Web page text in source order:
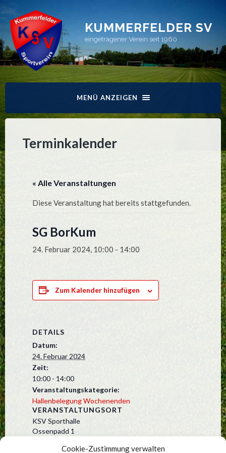
Cookie-Zustimmung verwalten
KUMMERFELDER SV
eingetragener Verein seit 1960
MENÜ ANZEIGEN
Terminkalender
« Alle Veranstaltungen
Diese Veranstaltung hat bereits stattgefunden.
SG BorKum
24. Februar 2024, 10:00 - 14:00
Zum Kalender hinzufügen
DETAILS
Datum:
24. Februar 2024
Zeit:
10:00 - 14:00
Veranstaltungskategorie:
Hallenbelegung Wochenenden
VERANSTALTUNGSORT
KSV Sporthalle
Ossenpadd 1
Kummerfeld
25495 Deutschland